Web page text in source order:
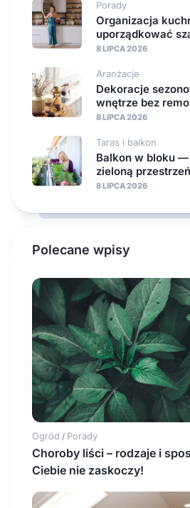
Porady
Organizacja
uporządkować
8 LIPCA 2026
Aranżacje
Dekoracje
wnętrze bez
8 LIPCA 2026
Taras i balkon
Balkon w bloku —
zieloną przestrzeń
8 LIPCA 2026
Polecane wpisy
Ogród / Porady
Choroby liści – rodzaje i
Ciebie nie zaskoczy!